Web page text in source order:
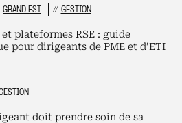
GRAND EST # GESTION
plateformes RSE : guide
pour dirigeants de PME et d’ETI
doit prendre soin de sa